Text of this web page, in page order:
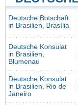
Deutsche Botschaft
in Brasilien, Brasília
Deutsche Konsulat
in Brasilien,
Blumenau
Deutsche Konsulat
in Brasilien, Rio de
Janeiro